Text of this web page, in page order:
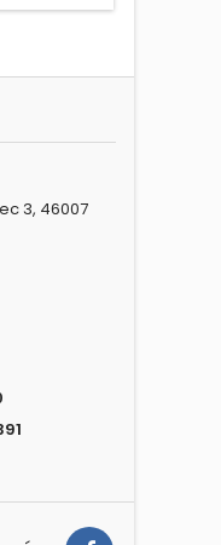
3, 46007